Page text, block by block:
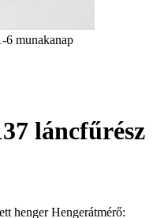
6 munakanap
láncfűrész
henger Hengerátmérő: